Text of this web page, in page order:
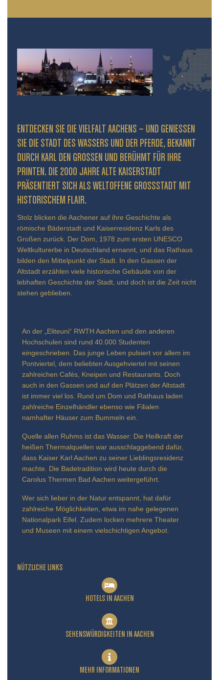
ENTDECKEN SIE DIE VIELFALT AACHENS – UND GENIESSEN S
IE DIE STADT DES WASSERS UND DER PFERDE, BEKANNT D
URCH KARL DEN GROSSEN UND BERÜHMT FÜR IHRE PR
INTEN. DIE 2000 JAHRE ALTE KAISERSTADT PR
ÄSENTIERT SICH ALS WELTOFFENE GROSSSTADT MIT HIS
TORISCHEM FLAIR.
Stolz blicken die Aachener auf ihre Geschichte als
römische Bäderstadt und Kaiserresidenz Karls des
Großen zurück. Der Dom, 1978 zum ersten UNESCO
Weltkulturerbe in Deutschland ernannt, und das Rathaus
bilden den Mittelpunkt der Stadt. In den Gassen der
Altstadt erzählen viele historische Gebäude von der
lebhaften Geschichte der Stadt, und doch ist die Zeit nicht
stehen geblieben.
An der „Eliteuni“ RWTH Aachen und den anderen
Hochschulen sind rund 40.000 Studenten
eingeschrieben. Das junge Leben pulsiert vor allem im
Pontviertel, dem beliebten Ausgehviertel mit seinen
zahlreichen Cafés, Kneipen und Restaurants. Doch
auch in den Gassen und auf den Plätzen der Altstadt
ist immer viel los. Rund um Dom und Rathaus laden
zahlreiche Einzelhändler ebenso wie Filialen
namhafter Häuser zum Bummeln ein.
Quelle allen Ruhms ist das Wasser: Die Heilkraft der
heißen Thermalquellen war ausschlaggebend dafür,
dass Kaiser Karl Aachen zu seiner Lieblingsresidenz
machte. Die Badetradition wird heute durch die
Carolus Thermen Bad Aachen weitergeführt.
Wer sich lieber in der Natur entspannt, hat dafür
zahlreiche Möglichkeiten, etwa im nahe gelegenen
Nationalpark Eifel. Zudem locken mehrere Theater
und Museen mit einem vielschichtigen Angebot.
NÜTZLICHE LINKS
HOTELS IN AACHEN
SEHENSWÜRDIGKEITEN IN AACHEN
MEHR INFORMATIONEN